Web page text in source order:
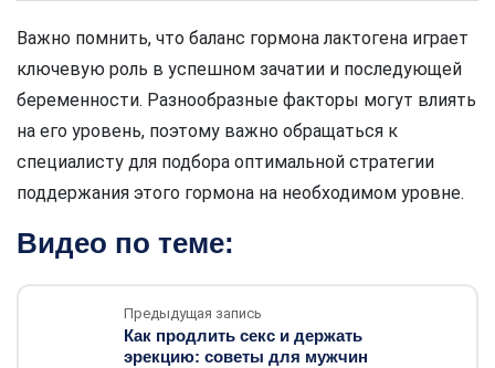
Важно помнить, что баланс гормона лактогена играет
ключевую роль в успешном зачатии и последующей
беременности. Разнообразные факторы могут влиять
на его уровень, поэтому важно обращаться к
специалисту для подбора оптимальной стратегии
поддержания этого гормона на необходимом уровне.
Видео по теме:
Предыдущая запись
Как продлить секс и держать
эрекцию: советы для мужчин